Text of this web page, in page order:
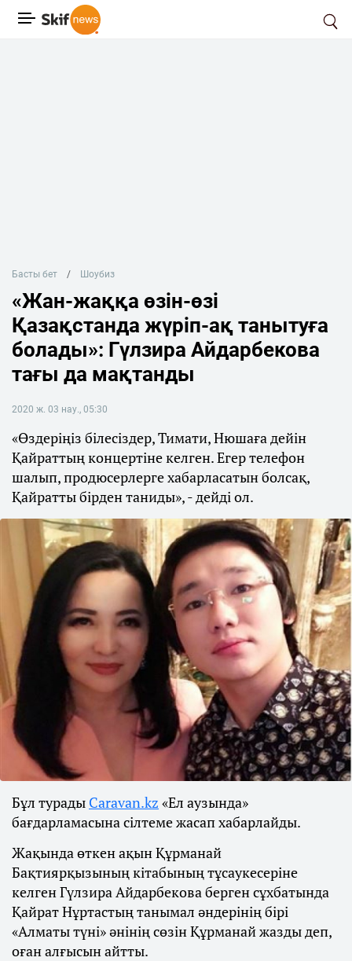
Басты бет Шоубиз
«Жан-жаққа өзін-өзі
Қазақстанда жүріп-ақ танытуға
болады»: Гүлзира Айдарбекова
тағы да мақтанды
2020 ж. 03 нау., 05:30
«Өздеріңіз білесіздер, Тимати, Нюшаға дейін
Қайраттың концертіне келген. Егер телефон
шалып, продюсерлерге хабарласатын болсақ,
Қайратты бірден таниды», - дейді ол.
Бұл турады Caravan.kz «Ел аузында»
бағдарламасына сілтеме жасап хабарлайды.
Жақында өткен ақын Құрманай
Бақтиярқызының кітабының тұсаукесеріне
келген Гүлзира Айдарбекова берген сұхбатында
Қайрат Нұртастың танымал әндерінің бірі
«Алматы түні» әнінің сөзін Құрманай жазды деп,
оған алғысын айтты.